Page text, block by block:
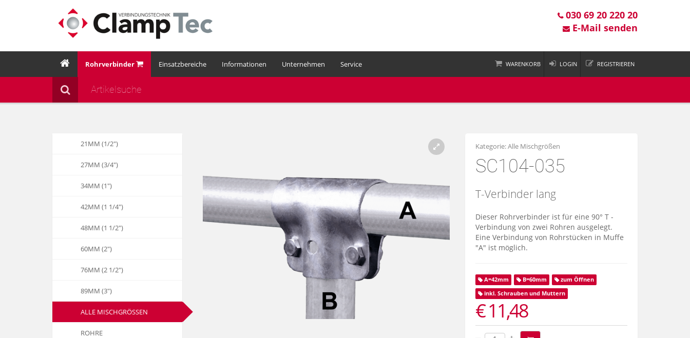
030 69 20 220 20
E-Mail senden
Rohrverbinder Einsatzbereiche Informationen Unternehmen Service WARENKORB LOGIN REGISTRIEREN
21MM (1/2")
27MM (3/4")
34MM (1")
42MM (1 1/4")
48MM (1 1/2")
60MM (2")
76MM (2 1/2")
89MM (3")
ALLE MISCHGRÖSSEN
ROHRE
Kategorie:Alle Mischgrößen
SC104-035
T-Verbinder lang
Dieser Rohrverbinder ist für eine 90° T -
Verbindung von zwei Rohren ausgelegt.
Eine Verbindung von Rohrstücken in Muffe
"A" ist möglich.
A=42mm B=60mm
zum Öffnen
inkl. Schrauben und Muttern
€ 11,48